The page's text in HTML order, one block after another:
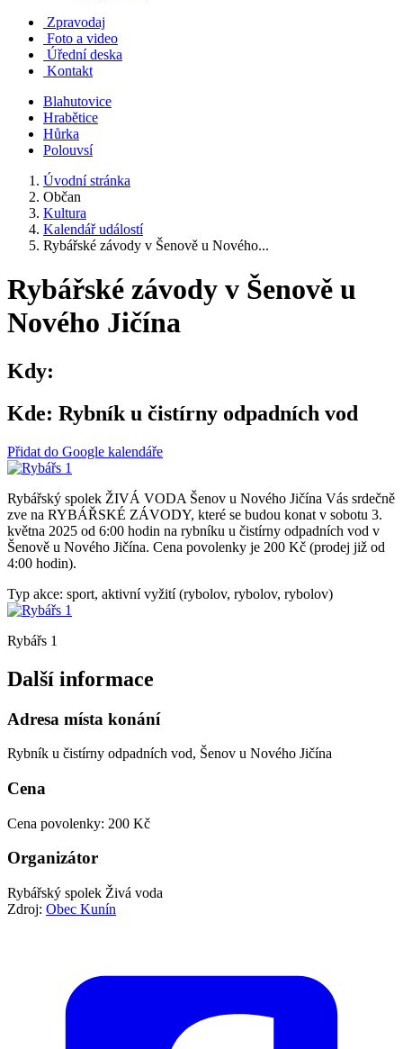
Zpravodaj
Foto a video
Úřední deska
Kontakt
Blahutovice
Hrabětice
Hůrka
Polouvsí
Úvodní stránka
Občan
Kultura
Kalendář událostí
Rybářské závody v Šenově u Nového...
Rybářské závody v Šenově u
Nového Jičína
Kdy:
Kde: Rybník u čistírny odpadních vod
Přidat do Google kalendáře
Rybářský spolek ŽIVÁ VODA Šenov u Nového Jičína Vás srdečně
zve na RYBÁŘSKÉ ZÁVODY, které se budou konat v sobotu 3.
května 2025 od 6:00 hodin na rybníku u čistírny odpadních vod v
Šenově u Nového Jičína. Cena povolenky je 200 Kč (prodej již od
4:00 hodin).
Typ akce: sport, aktivní vyžití (rybolov, rybolov, rybolov)
Rybářs 1
Další informace
Adresa místa konání
Rybník u čistírny odpadních vod, Šenov u Nového Jičína
Cena
Cena povolenky: 200 Kč
Organizátor
Rybářský spolek Živá voda
Zdroj: Obec Kunín